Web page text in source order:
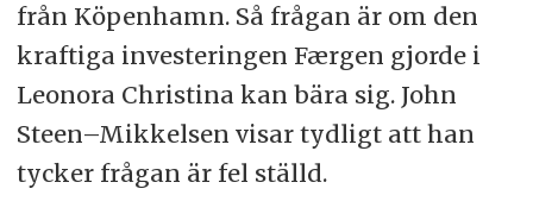
från Köpenhamn. Så frågan är om den
kraftiga investeringen Færgen gjorde i
Leonora Christina kan bära sig. John
Steen–Mikkelsen visar tydligt att han
tycker frågan är fel ställd.